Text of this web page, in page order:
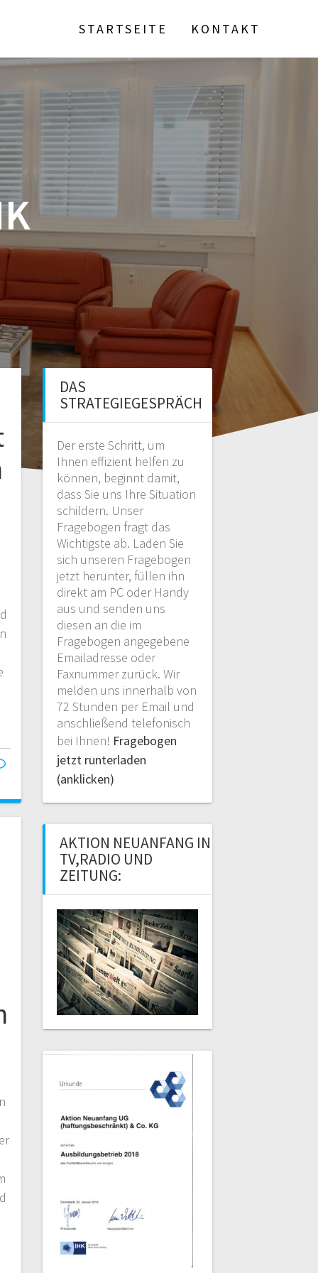
STARTSEITE KONTAKT
DAS
STRATEGIEGESPRÄCH
Der erste Schritt, um
Ihnen effizient helfen zu
können, beginnt damit,
dass Sie uns Ihre Situation
schildern. Unser
Fragebogen fragt das
Wichtigste ab. Laden Sie
sich unseren Fragebogen
jetzt herunter, füllen ihn
direkt am PC oder Handy
aus und senden uns
diesen an die im
Fragebogen angegebene
Emailadresse oder
Faxnummer zurück. Wir
melden uns innerhalb von
72 Stunden per Email und
anschließend telefonisch
bei Ihnen! Fragebogen
jetzt runterladen
(anklicken)
AKTION NEUANFANG IN
TV,RADIO UND
ZEITUNG: